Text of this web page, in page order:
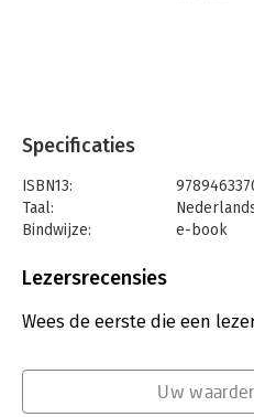
Specificaties
ISBN13:
Taal:
Bindwijze:
e-book
Bestandsformaat:
Uitgever:
Pelckmans
Hoofdrubriek: Coaching
Lezersrecensies
Wees de eerste die een
Uw